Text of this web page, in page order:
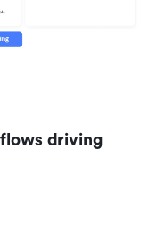
driving